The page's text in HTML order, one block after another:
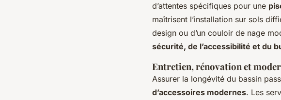
d’attentes spécifiques pour une
maîtrisent l’installation sur sols
design ou d’un couloir de nage
sécurité, de l’accessibilité et du
Entretien, rénovation et
Assurer la longévité du bassin
d’accessoires modernes. Les